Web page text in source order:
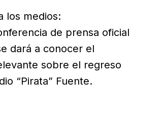
los medios:
de prensa oficial
dará a conocer el
sobre el regreso
“Pirata” Fuente.